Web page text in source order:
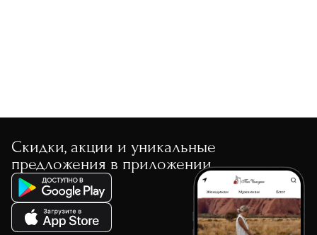
Скидки, акции и уникальные
предложения в приложении